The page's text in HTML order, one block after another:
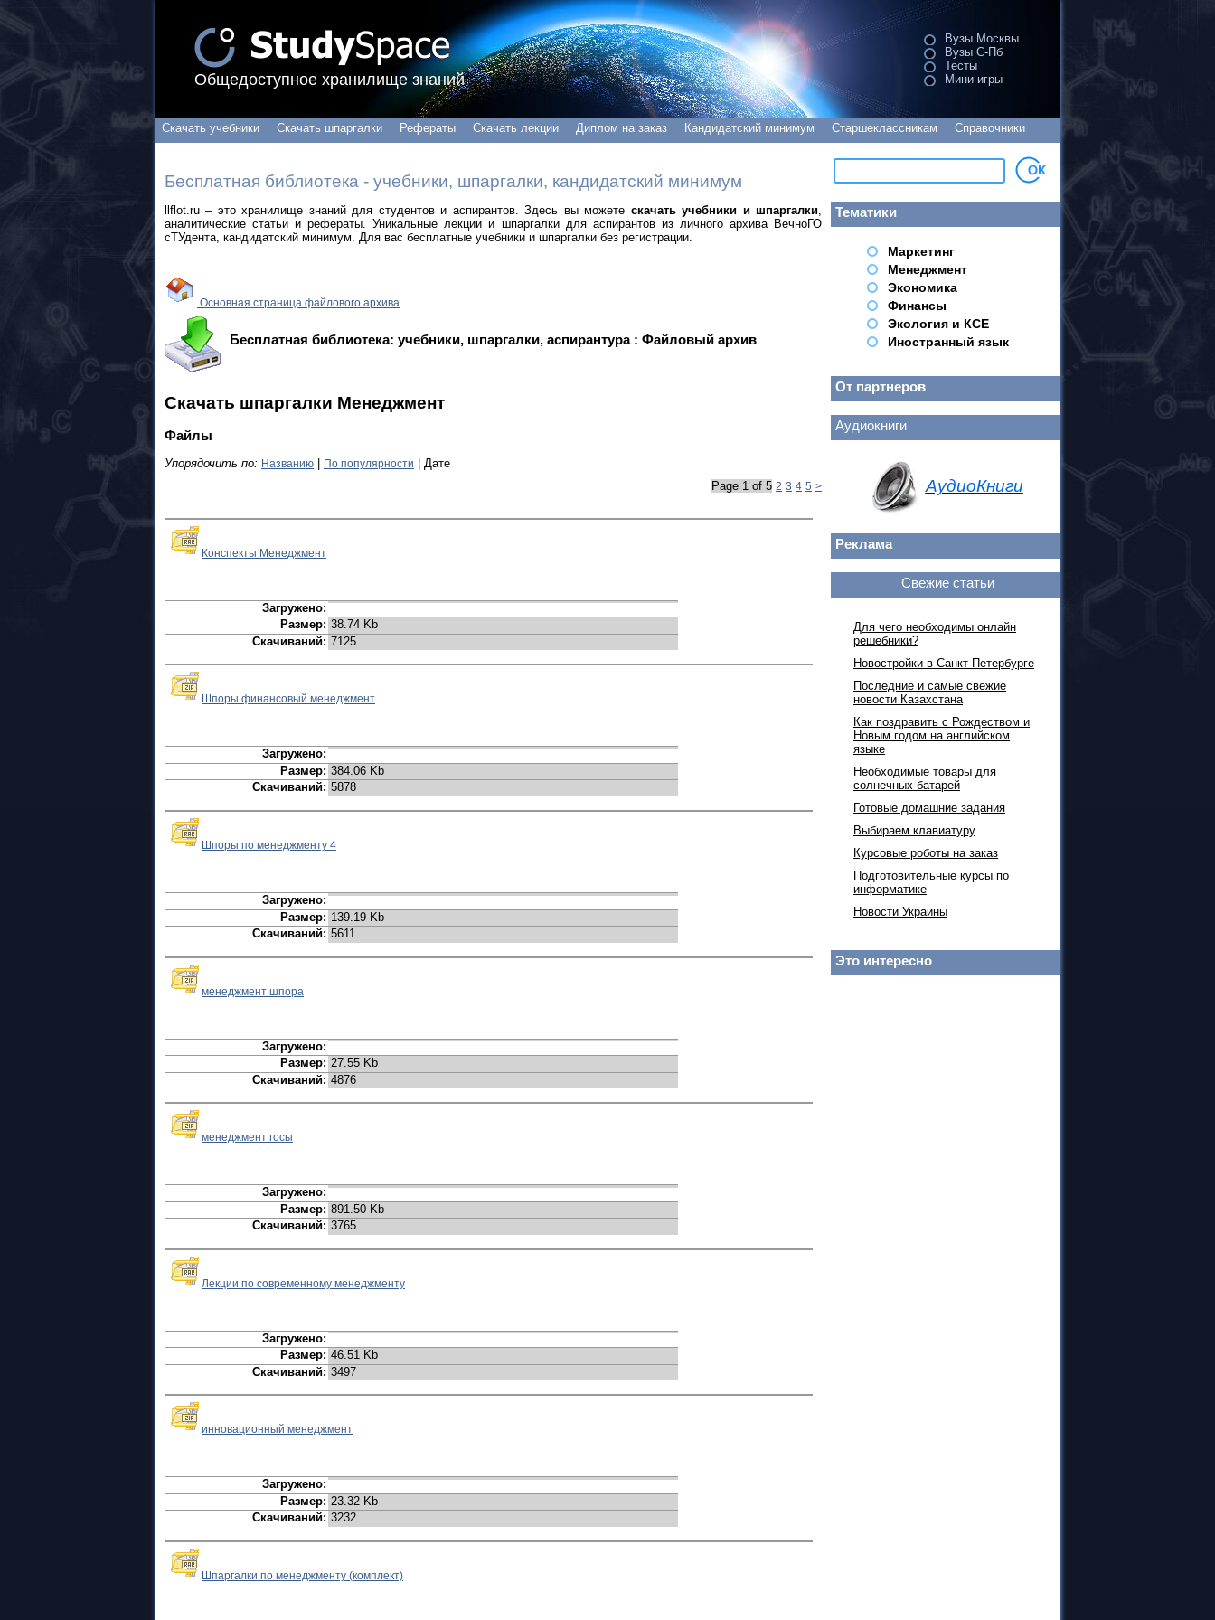
Общедоступное хранилище знаний
Вузы Москвы
Вузы С-Пб
Тесты
Мини игры
Скачать учебники Скачать шпаргалки Рефераты Скачать лекции Диплом на заказ Кандидатский минимум Старшеклассникам Справочники
Бесплатная библиотека - учебники, шпаргалки, кандидатский минимум
llflot.ru – это хранилище знаний для студентов и аспирантов. Здесь вы можете скачать учебники и шпаргалки
аналитические статьи и рефераты. Уникальные лекции и шпаргалки для аспирантов из личного архива ВечноГО
сТУдента, кандидатский минимум. Для вас бесплатные учебники и шпаргалки без регистрации.
Основная страница файлового архива
Бесплатная библиотека: учебники, шпаргалки, аспирантура : Файловый архив
Скачать шпаргалки Менеджмент
Файлы
Упорядочить по: Названию По популярности
| Дате
Page 1 of 5 2 3 4 5 >
Конспекты Менеджмент
Загружено:
Размер: 38.74 Kb
Скачиваний: 7125
Шпоры финансовый менеджмент
Загружено:
Размер: 384.06 Kb
Скачиваний: 5878
Шпоры по менеджменту 4
Загружено:
Размер: 139.19 Kb
Скачиваний: 5611
менеджмент шпора
Загружено:
Размер: 27.55 Kb
Скачиваний: 4876
менеджмент госы
Загружено:
Размер: 891.50 Kb
Скачиваний: 3765
Лекции по современному менеджменту
Загружено:
Размер: 46.51 Kb
Скачиваний: 3497
инновационный менеджмент
Загружено:
Размер: 23.32 Kb
Скачиваний: 3232
Шпаргалки по менеджменту (комплект)
Тематики
Маркетинг
Менеджмент
Экономика
Финансы
Экология и КСЕ
Иностранный язык
От партнеров
Аудиокниги
АудиоКниги
Реклама
Свежие статьи
Для чего необходимы онлайн
решебники?
Новостройки в Санкт-Петербурге
Последние и самые свежие
новости Казахстана
Как поздравить с Рождеством и
Новым годом на английском
языке
Необходимые товары для
солнечных батарей
Готовые домашние задания
Выбираем клавиатуру
Курсовые роботы на заказ
Подготовительные курсы по
информатике
Новости Украины
Это интересно